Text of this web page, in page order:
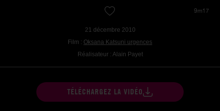
9m17
21 décembre 2010
Film : Oksana Katsuni urgences
Réalisateur : Alain Payet
TÉLÉCHARGEZ LA VIDÉO